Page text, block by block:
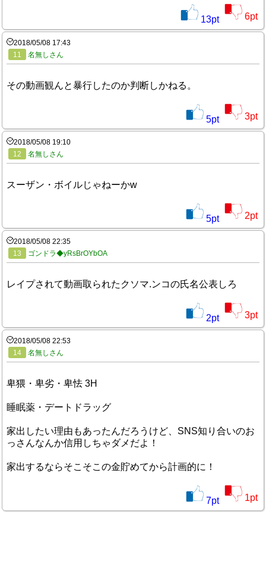
13pt 6pt
2018/05/08 17:43
11
名無しさん
その動画観んと暴行したのか判断しかねる。
5pt 3pt
2018/05/08 19:10
12
名無しさん
スーザン・ボイルじゃねーかw
5pt 2pt
2018/05/08 22:35
13
ゴンドラ◆yRsBrOYbOA
レイプされて動画取られたクソマ.ンコの氏名公表しろ
2pt 3pt
2018/05/08 22:53
14
名無しさん
卑猥・卑劣・卑怯 3H
睡眠薬・デートドラッグ
家出したい理由もあったんだろうけど、SNS知り合いのお
っさんなんか信用しちゃダメだよ！
家出するならそこそこの金貯めてから計画的に！
7pt 1pt